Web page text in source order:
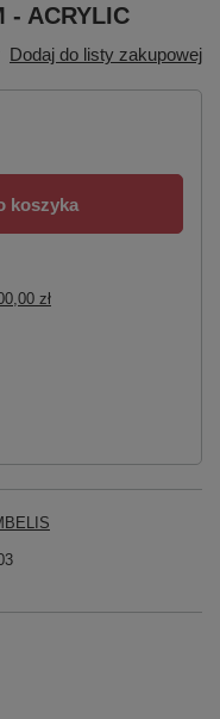
- ACRYLIC
Dodaj do listy zakupowej
koszyka
zł